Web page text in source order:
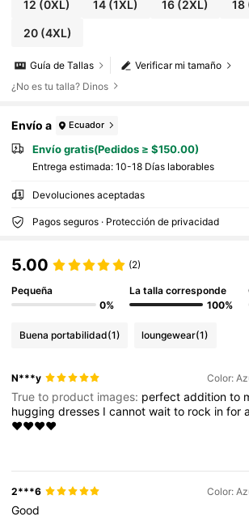
vestido largo para mujer, vestido de
r, vestido de lunares, vestido de cuello polo
r, vestido elegante largo, vestido ajustado
vestido de lunares mujer, vestido largo de
s, vestido ajustado midi, atuendos de
er, vestidos de mujer para trabajo
12 (0XL) 14 (1XL) 16(2XL) 18
20(4XL)
Verificar mi tamaño
Guía de Tallas
¿No es tu talla? Dinos
Envío a Ecuador
Envío gratis(Pedidos ≥ $150.00)
Entrega estimada: 10-18 Días laborables
Devoluciones aceptadas
Pagos seguros · Protección de privacidad
5.00 (2)
Pequeña
0%
La talla corresponde
100%
Buena portabilidad(1) loungewear(1)
N***y Color:
True to product images: perfectadditionto
huggingdresses Icannotwaitto rock infora
❤️❤️❤️❤️
2***6 Color:
Good